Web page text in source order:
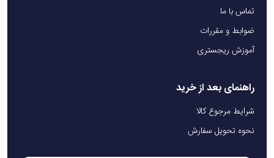
می‌شود. با وجود این قدرت بالا، سطح صدای دستگاه تنها
نیز آزاردهنده نباشد.
کاربردها
تماس با ما
ضوابط و مقررات
آموزش ریجستری
راهنمای بعد از خرید
شرایط مرجوع کالا
نحوه تحویل سفارش